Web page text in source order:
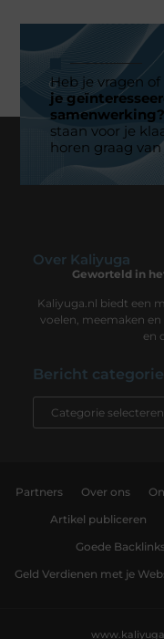
Heb je vragen of
je
samenwerking?
staan voor je
horen graag van
Over Kaliyuga
Geworteld in
Kaliyuga.nl biedt een
voelen, meemaken
en
Bericht categorie
Partners Over ons
Artikel publiceren
Goede
Geld Verdienen met je